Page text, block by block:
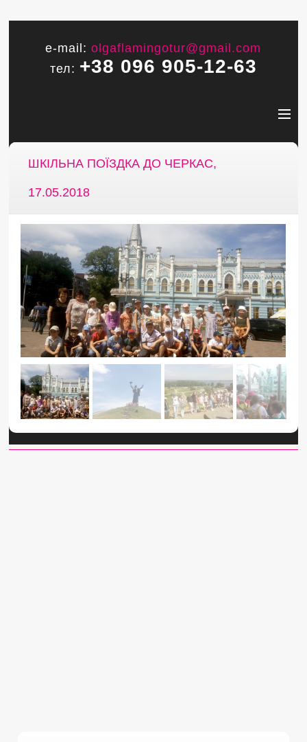
e-mail:olgaflamingotur@gmail.com
тел: +38 096 905-12-63
ШКІЛЬНА ПОЇЗДКА ДО ЧЕРКАС,
17.05.2018